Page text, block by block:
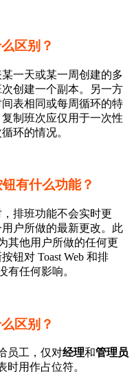
区别？
一天或某一周创建的多
创建一个副本。另一方
表相同或每周循环的特
制班次应仅用于一次性
环的情况。
有什么功能？
排班功能不会实时更
户所做的最新更改。此
其他用户所做的任何更
钮对 Toast Web 和排
有任何影响。
区别？
员工，仅对经理和管理员
时用作占位符。